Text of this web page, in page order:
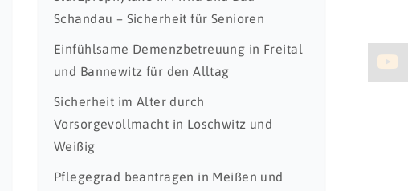
Schandau – Sicherheit für Senioren
Einfühlsame Demenzbetreuung in Freital
und Bannewitz für den Alltag
Sicherheit im Alter durch
Vorsorgevollmacht in Loschwitz und
Weißig
Pflegegrad beantragen in Meißen und